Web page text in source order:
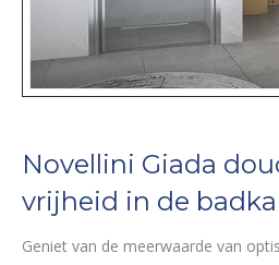
Novellini Giada
vrijheid in de
Geniet van de meerwaarde van